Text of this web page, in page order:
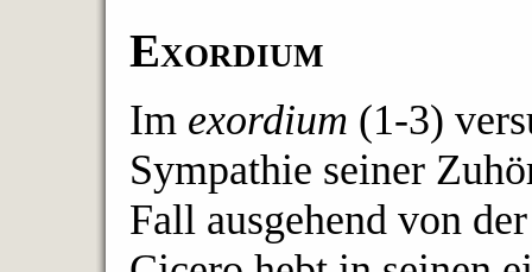
Exordium
Im exordium (1-3)
Sympathie seiner
Fall ausgehend von